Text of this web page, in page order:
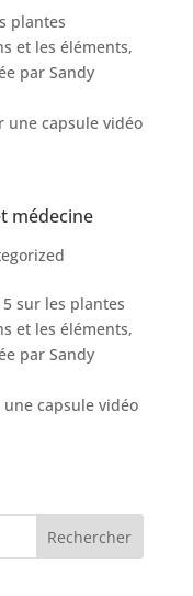
plantes
et les éléments,
par Sandy
une capsule vidéo
médecine
5 sur les plantes
et les éléments,
par Sandy
capsule vidéo